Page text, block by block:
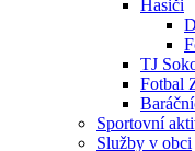
Hasiči
TJ
Fotbal
Sportovní
Služby v obci